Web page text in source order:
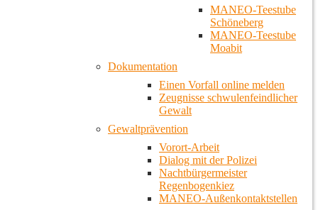
MANEO-Teestube
Schöneberg
MANEO-Teestube
Moabit
Dokumentation
Einen Vorfall online melden
Zeugnisse schwulenfeindlicher
Gewalt
Gewaltprävention
Vorort-Arbeit
Dialog mit der Polizei
Nachtbürgermeister
Regenbogenkiez
MANEO-Außenkontaktstellen